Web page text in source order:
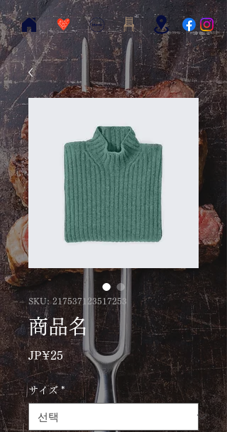
SKU: 217537123517253
商品名
JP¥25가
격
サイズ *